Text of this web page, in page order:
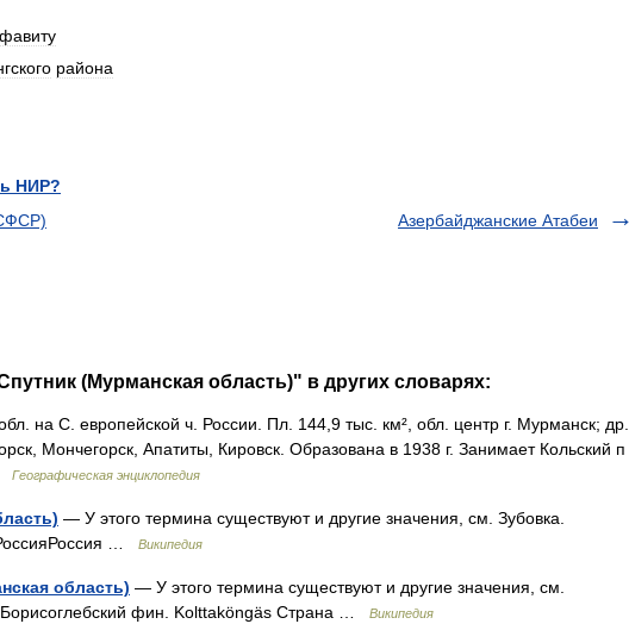
района
НИР?
Азербайджанские Атабеи
(Мурманская область)" в других словарях:
на С. европейской ч. России. Пл. 144,9 тыс. км², обл. центр г. Мурманск; др.
Мончегорск, Апатиты, Кировск. Образована в 1938 г. Занимает Кольский п
Географическая энциклопедия
— У этого термина существуют и другие значения, см. Зубовка.
…
Википедия
область) — У этого термина существуют и другие значения, см.
Борисоглебский фин. Kolttaköngäs Страна …
Википедия